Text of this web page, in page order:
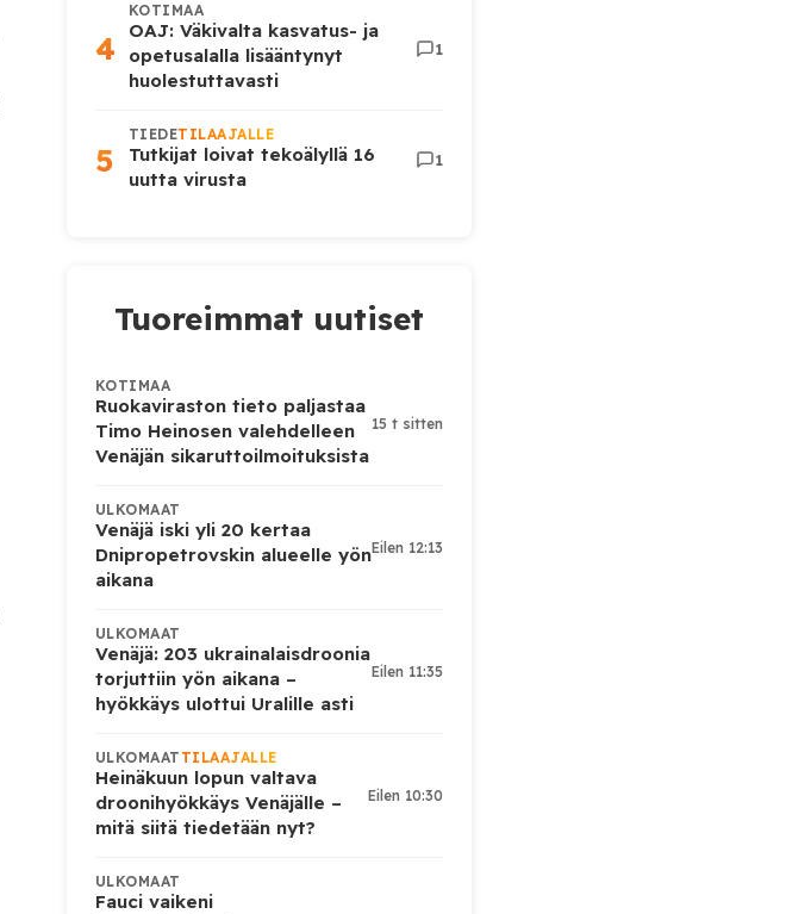
4
KOTIMAA
OAJ: Väkivalta kasvatus- ja
opetusalalla lisääntynyt
huolestuttavasti
1
5
TIEDETILAAJALLE
Tutkijat loivat tekoälyllä 16
uutta virusta
1
Tuoreimmat uutiset
KOTIMAA
Ruokaviraston tieto paljastaa
Timo Heinosen valehdelleen
Venäjän sikaruttoilmoituksista
15 t sitten
ULKOMAAT
Venäjä iski yli 20 kertaa
Dnipropetrovskin alueelle yön
aikana
Eilen 12:13
ULKOMAAT
Venäjä: 203 ukrainalaisdroonia
torjuttiin yön aikana –
hyökkäys ulottui Uralille asti
Eilen 11:35
ULKOMAAT TILAAJALLE
Heinäkuun lopun valtava
droonihyökkäys Venäjälle –
mitä siitä tiedetään nyt?
Eilen 10:30
ULKOMAAT
Fauci vaikeni